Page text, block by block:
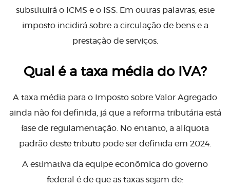
substituirá o ICMS e o ISS. Em outras palavras, este
imposto incidirá sobre a circulação de bens e a
prestação de serviços.
Qual é a taxa média do IVA?
A taxa média para o Imposto sobre Valor Agregado
ainda não foi definida, já que a reforma tributária está
fase de regulamentação. No entanto, a alíquota
padrão deste tributo pode ser definida em 2024.
A estimativa da equipe econômica do governo
federal é de que as taxas sejam de: